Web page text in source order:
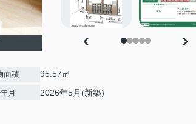
面積 95.57㎡
月 2026年5月(新築)